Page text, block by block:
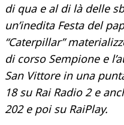
di qua e al di là delle
un’inedita Festa del
“Caterpillar”
di corso Sempione e
San Vittore in una
18 su Rai Radio 2 e
202 e poi su RaiPlay.